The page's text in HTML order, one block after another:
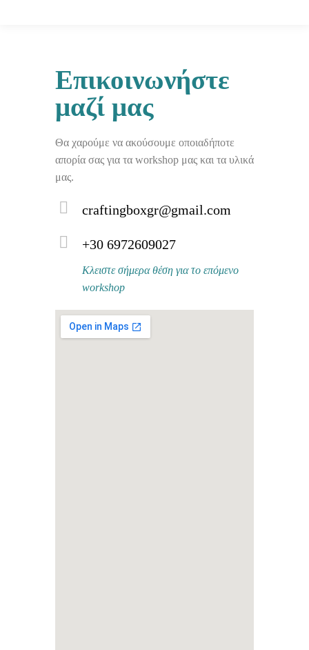
Επικοινωνήστε
μαζί μας
Θα χαρούμε να ακούσουμε οποιαδήποτε
απορία σας για τα workshop μας και τα υλικά
μας.
craftingboxgr@gmail.com
+30 6972609027
Κλειστε σήμερα θέση για το επόμενο
workshop